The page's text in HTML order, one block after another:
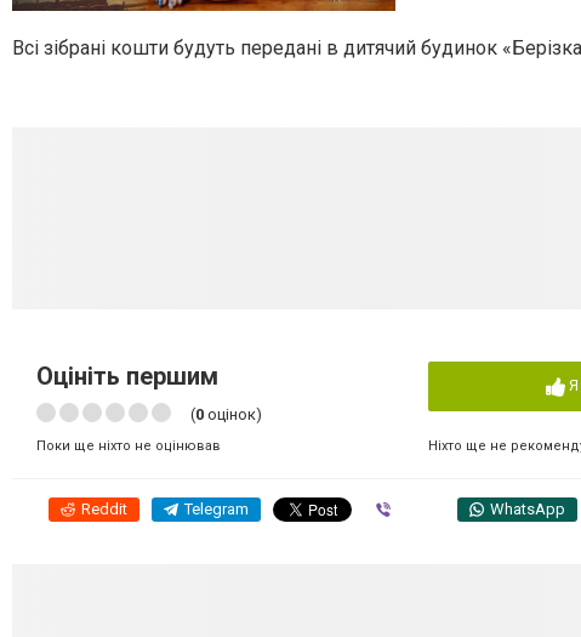
Всі зібрані кошти будуть передані в дитячий будинок
Оцініть першим
(0 оцінок)
Поки ще ніхто не оцінював
Я
Ніхто ще не
Reddit Telegram WhatsApp